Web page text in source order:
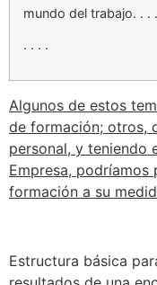
mundo del trabajo. . .
. . . .
Algunos de estos
de formación; otros,
personal, y teniendo
Empresa,
formación a su
Estructura básica